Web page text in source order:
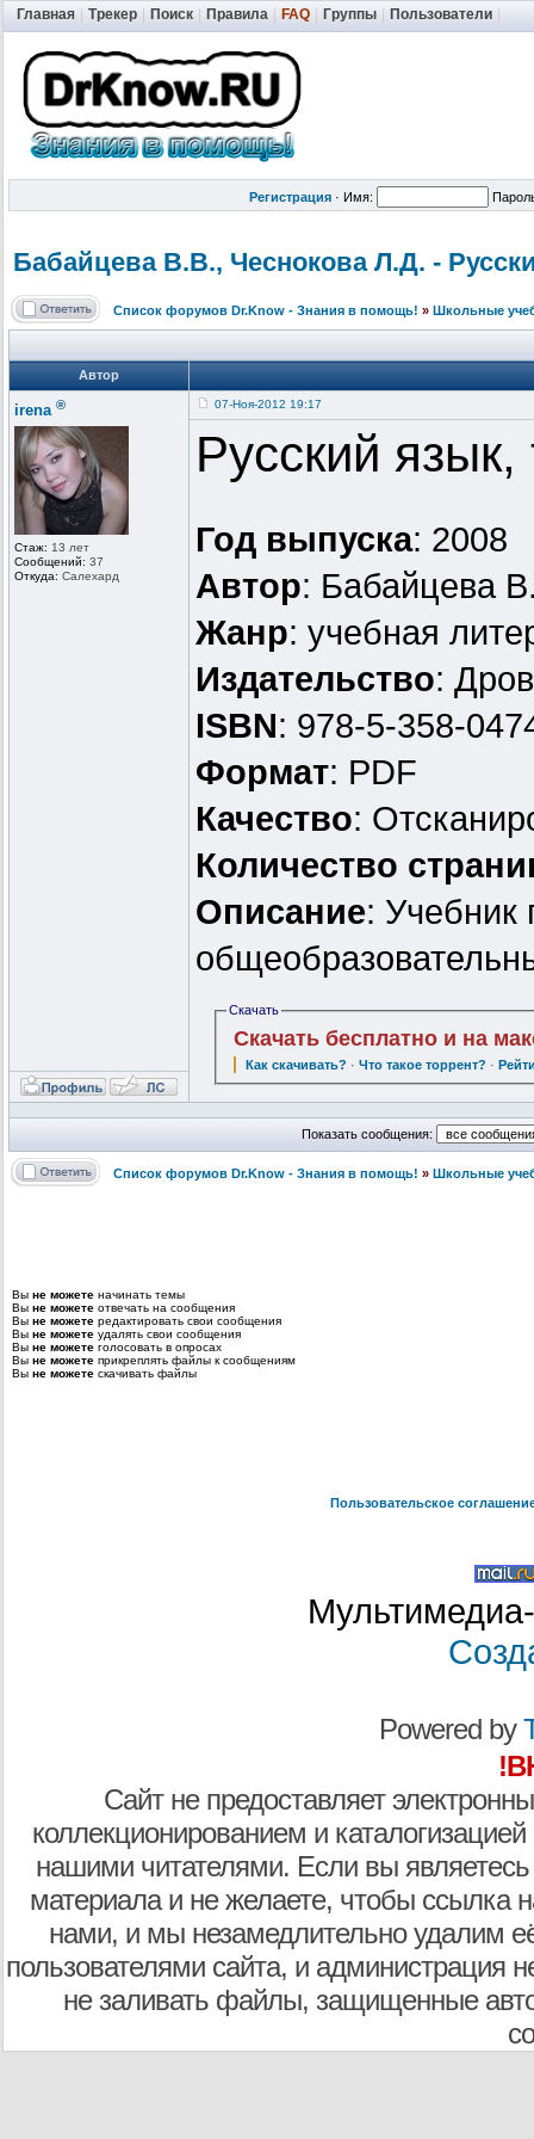
Главная Трекер Поиск Правила FAQ Группы Пользователи
Регистрация · Имя:
Бабайцева В.В., Чеснокова Л.Д. -
Список форумов Dr.Know - Знания в помощь! » Школьные
Автор
irena ®
Стаж: 13 лет
Сообщений: 37
Откуда: Салехард
07-Ноя-2012 19:17
Русский
Год выпуска: 2008
Автор: Бабайцева
Жанр: учебная
Издательство:
ISBN: 978-5-358-
Формат: PDF
Качество:
Количество
Описание: Учебник
Скачать
Скачать бесплатно и на
Как скачивать? ·Что такое торрент? ·
Показать сообщения:
Список форумов Dr.Know - Знания в помощь! » Школьные
Вы не можете начинать темы
Вы не можете отвечать на сообщения
Вы не можете редактировать свои сообщения
Вы не можете удалять свои сообщения
Вы не можете голосовать в опросах
Вы не можете прикреплять файлы к сообщениям
Вы не можете скачивать файлы
Пользовательское
Powered by
Сайт не предоставляет
коллекционированием и
нашими читателями. Если вы являетесь
материала и не желаете, чтобы ссылка
нами, и мы незамедлительно удалим
пользователями сайта, и администрация
не заливать файлы, защищенные